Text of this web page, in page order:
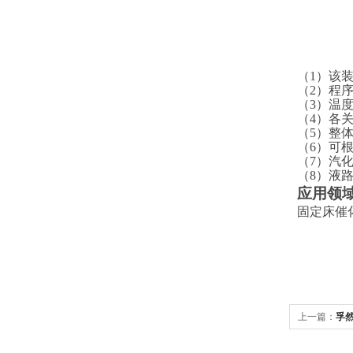
（1）该
（2）程
（3）温
（4）各
（5）整
（6）可
（7）汽
（8）液
应用领
固定床催
上一篇： 孚